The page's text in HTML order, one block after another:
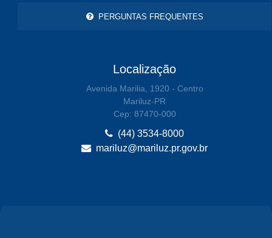
PERGUNTAS FREQUENTES
Localização
Avenida Marilia, 1920 - Centro
Mariluz-PR
Cep: 87470-000
(44) 3534-8000
mariluz@mariluz.pr.gov.br